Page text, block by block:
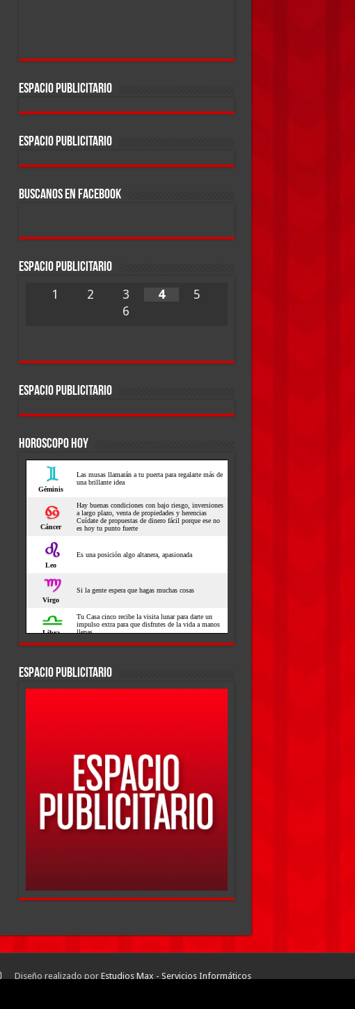
ESPACIO PUBLICITARIO
ESPACIO PUBLICITARIO
BUSCANOS EN FACEBOOK
ESPACIO PUBLICITARIO
1 2 3 4
5
6
ESPACIO PUBLICITARIO
HOROSCOPO HOY
ESPACIO PUBLICITARIO
Diseño realizado por Estudios Max - Servicios Informáticos